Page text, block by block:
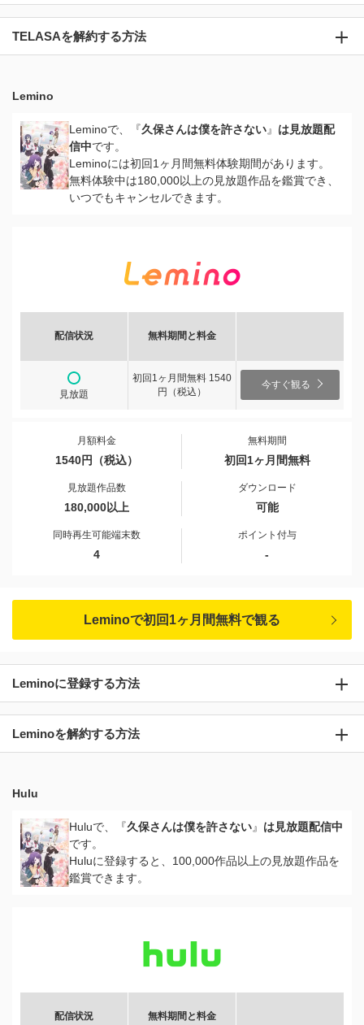
TELASAを解約する方法
Lemino
Leminoで、『久保さんは僕を許さない』 は見放題配
信中です。
Leminoには初回1ヶ月間無料体験期間があります。
無料体験中は180,000以上の見放題作品を鑑賞でき、
いつでもキャンセルできます。
配信状況 無料期間と料金
見放題
初回1ヶ月間無料 1540
円（税込）
今すぐ観る
月額料金
1540円（税込）
無料期間
初回1ヶ月間無料
見放題作品数
180,000以上
ダウンロード
可能
同時再生可能端末数
4
ポイント付与
-
Leminoで初回1ヶ月間無料で観る
Leminoに登録する方法
Leminoを解約する方法
Hulu
Huluで、『久保さんは僕を許さない』 は見放題配信中
です。
Huluに登録すると、100,000作品以上の見放題作品を
鑑賞できます。
配信状況 無料期間と料金